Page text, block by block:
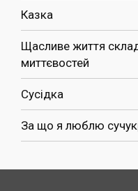
Казка
Щасливе життя
миттєвостей
Сусідка
За що я люблю